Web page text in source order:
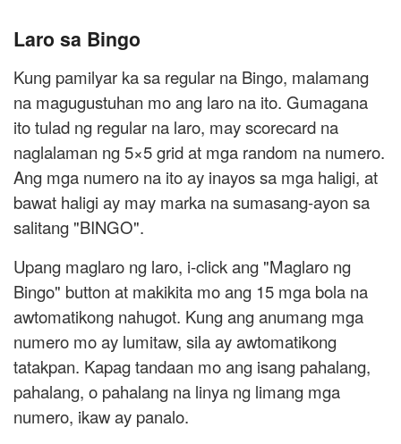
Laro sa Bingo
Kung pamilyar ka sa regular na Bingo, malamang
na magugustuhan mo ang laro na ito. Gumagana
ito tulad ng regular na laro, may scorecard na
naglalaman ng 5×5 grid at mga random na numero.
Ang mga numero na ito ay inayos sa mga haligi, at
bawat haligi ay may marka na sumasang-ayon sa
salitang "BINGO".
Upang maglaro ng laro, i-click ang "Maglaro ng
Bingo" button at makikita mo ang 15 mga bola na
awtomatikong nahugot. Kung ang anumang mga
numero mo ay lumitaw, sila ay awtomatikong
tatakpan. Kapag tandaan mo ang isang pahalang,
pahalang, o pahalang na linya ng limang mga
numero, ikaw ay panalo.